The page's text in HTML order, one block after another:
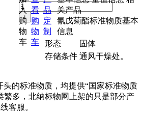
入
购
物
车
看
购
物
车
品
定
制
关产品
氰戊菊酯标准物质基本
信息
形态
固体
存储条件 通风干燥处。
头的标准物质，均提供“国家标准物质
繁多，北纳标物网上架的只是部分产
客服。